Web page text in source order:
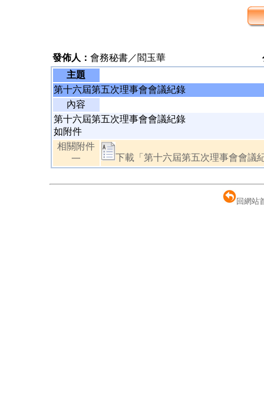
發佈人： 會務秘書／閻玉華
主題
第十六屆第五次理事會會議紀錄
內容
第十六屆第五次理事會會議紀錄
如附件
相關附件
一
下載「第十六屆第五次理事會會議
回網站